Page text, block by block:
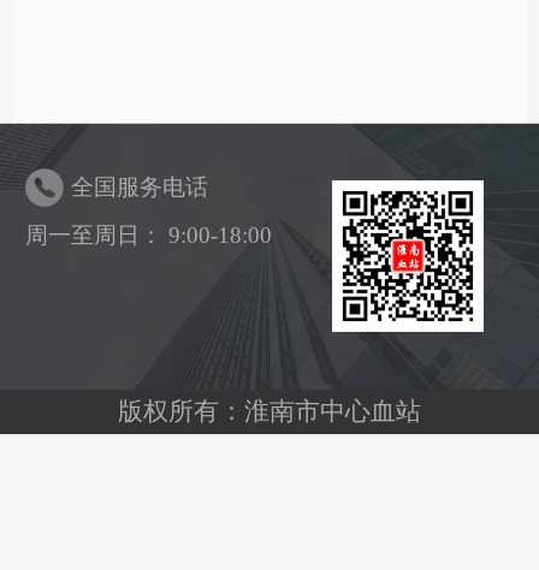
全国服务电话
周一至周日： 9:00-18:00
版权所有：淮南市中心血站